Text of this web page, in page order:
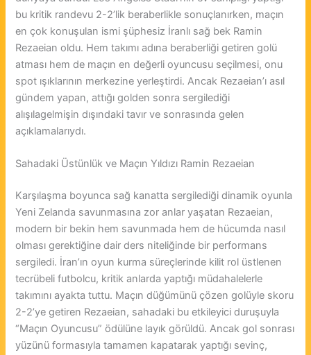
bu kritik randevu 2-2’lik beraberlikle sonuçlanırken, maçın
en çok konuşulan ismi şüphesiz İranlı sağ bek Ramin
Rezaeian oldu. Hem takımı adına beraberliği getiren golü
atması hem de maçın en değerli oyuncusu seçilmesi, onu
spot ışıklarının merkezine yerleştirdi. Ancak Rezaeian’ı asıl
gündem yapan, attığı golden sonra sergilediği
alışılagelmişin dışındaki tavır ve sonrasında gelen
açıklamalarıydı.
Sahadaki Üstünlük ve Maçın Yıldızı Ramin Rezaeian
Karşılaşma boyunca sağ kanatta sergilediği dinamik oyunla
Yeni Zelanda savunmasına zor anlar yaşatan Rezaeian,
modern bir bekin hem savunmada hem de hücumda nasıl
olması gerektiğine dair ders niteliğinde bir performans
sergiledi. İran’ın oyun kurma süreçlerinde kilit rol üstlenen
tecrübeli futbolcu, kritik anlarda yaptığı müdahalelerle
takımını ayakta tuttu. Maçın düğümünü çözen golüyle skoru
2-2’ye getiren Rezaeian, sahadaki bu etkileyici duruşuyla
“Maçın Oyuncusu” ödülüne layık görüldü. Ancak gol sonrası
yüzünü formasıyla tamamen kapatarak yaptığı sevinç,